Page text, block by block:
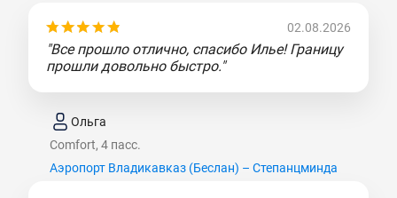
02.08.2026
"Все прошло отлично, спасибо Илье! Границу
прошли довольно быстро."
Ольга
Comfort, 4 пасс.
Аэропорт Владикавказ (Беслан) – Степанцминда